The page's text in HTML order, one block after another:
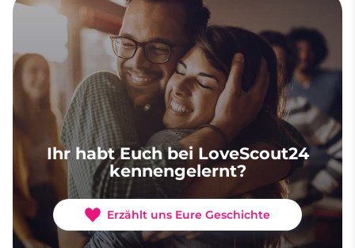
Ihr habt Euch bei LoveScout24
kennengelernt?
Erzählt uns Eure Geschichte